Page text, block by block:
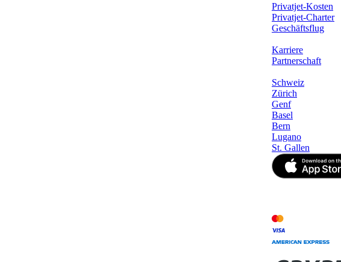
Privatjet-Kosten
Privatjet-Charter
Geschäftsflug
Karriere
Partnerschaft
Schweiz
Zürich
Genf
Basel
Bern
Lugano
St. Gallen